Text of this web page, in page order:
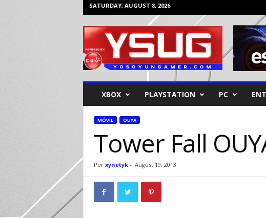
SATURDAY, AUGUST 8, 2026
o
o
y
XBOX PLAYSTATION PC
MÓVIL OUYA
Tower Fall
Por xynetyk- August 19, 2013